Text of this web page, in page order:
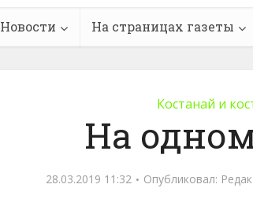
Новости На страницах газеты
Костанай и
На
28.03.2019 11:32 Опубликовал: